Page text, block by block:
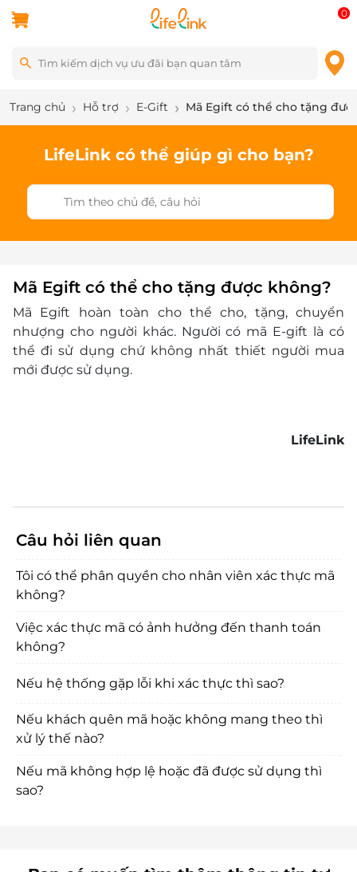
0
Trang chủ Hỗ trợ E-Gift Mã Egift có thể cho tặng
LifeLink có thể giúp gì cho bạn?
Mã Egift có thể cho tặng được không?
Mã Egift hoàn toàn cho thể cho, tặng, chuyển
nhượng cho người khác. Người có mã E-gift là có
thể đi sử dụng chứ không nhất thiết người mua
mới được sử dụng.
LifeLink
Câu hỏi liên quan
Tôi có thể phân quyền cho nhân viên xác thực mã
không?
Việc xác thực mã có ảnh hưởng đến thanh toán
không?
Nếu hệ thống gặp lỗi khi xác thực thì sao?
Nếu khách quên mã hoặc không mang theo thì
xử lý thế nào?
Nếu mã không hợp lệ hoặc đã được sử dụng thì
sao?